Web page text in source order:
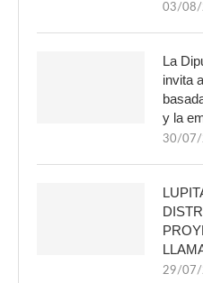
03/08/
La
invita
y la
30/07/
29/07/